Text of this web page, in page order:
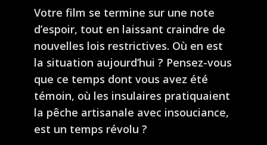
Votre film se termine sur une note
d’espoir, tout en laissant craindre de
nouvelles lois restrictives. Où en est
la situation aujourd’hui ? Pensez-vous
que ce temps dont vous avez été
témoin, où les insulaires pratiquaient
la pêche artisanale avec insouciance,
est un temps révolu ?